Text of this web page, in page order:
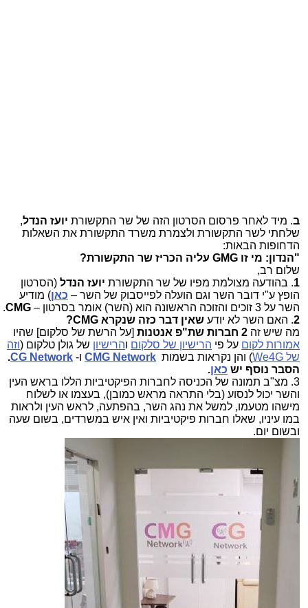
ב. מיד לאחר פרסום הסרטון הזה של שר התקשורת יועז הנדל,
שלחתי לשר התקשורת ולצמרת משרד התקשורת את השאלות
הדחופות הבאות:
"הנדון: מי זו GMG עליה הכריז שר התקשורת?
שלום רב,
1. בהודעה מצולמת מפיו של שר התקשורת יועז הנדל (הסרטון
הופץ ע"י דובר השר וגם הועלה לפייסבוק של השר – כאן) מודיע
השר על 3 זוכים והזוכה הראשונה הוא (השר) אומר בסרטון –
CMG
.
2. האם השר לא יודע שאין דבר כזה שנקרא CMG
?
מה שיש זה 2 חברות שת"פ אנטנות
[על הרשת של סלקום] שהיו
אמורות לקום על פי הרישיון של סלקום והרישיון של גולן טלקום (וזה
של We4G
) והן נקראות בשמות CMG Network ו- CG Network
.
הסבר נוסף יש כאן.
3. מצ"ב תמונה של הכניסה לחברות הפיקטיביות הללו בראש העין
והשר יכול לנסוע (בלי התראה מראש כמובן), בעצמו או לשלוח
מישהו מטעמו, למשל את נהג השר, בהפתעה, לראש העין ולראות
במו עיניו, שאלו חברות פיקטיביות ואין איש במשרדים, בשום שעה
ובשום יום.